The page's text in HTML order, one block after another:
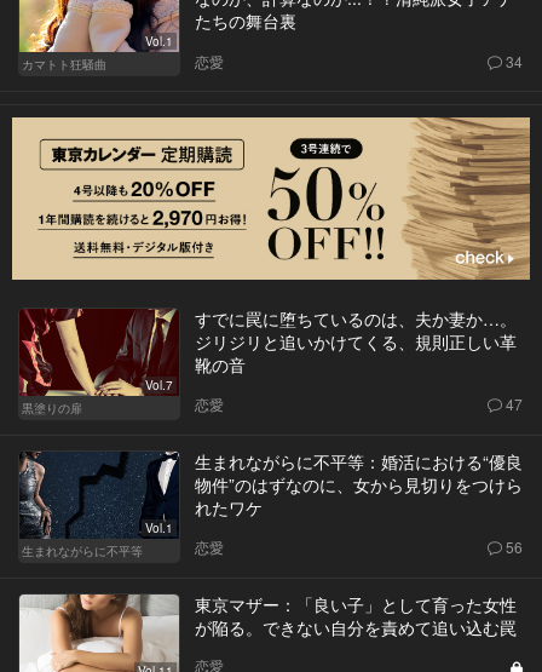
Vol.1
カマトト狂騒曲
たちの舞台裏
恋愛 34
Vol.7
黒塗りの扉
すでに罠に堕ちているのは、夫か妻か…。
ジリジリと追いかけてくる、規則正しい革
靴の音
恋愛 47
Vol.1
生まれながらに不平等
生まれながらに不平等：婚活における“優良
物件”のはずなのに、女から見切りをつけら
れたワケ
恋愛 56
東京マザー：「良い子」として育った女性
が陥る。できない自分を責めて追い込む罠
恋愛